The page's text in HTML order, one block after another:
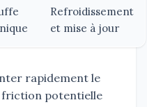
Refroidissement
et mise à jour
rapidement le
friction potentielle